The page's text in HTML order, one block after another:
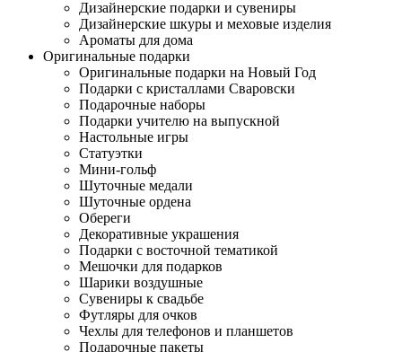
Дизайнерские подарки и сувениры
Дизайнерские шкуры и меховые изделия
Ароматы для дома
Оригинальные подарки
Оригинальные подарки на Новый Год
Подарки с кристаллами Сваровски
Подарочные наборы
Подарки учителю на выпускной
Настольные игры
Статуэтки
Мини-гольф
Шуточные медали
Шуточные ордена
Обереги
Декоративные украшения
Подарки с восточной тематикой
Мешочки для подарков
Шарики воздушные
Сувениры к свадьбе
Футляры для очков
Чехлы для телефонов и планшетов
Подарочные пакеты